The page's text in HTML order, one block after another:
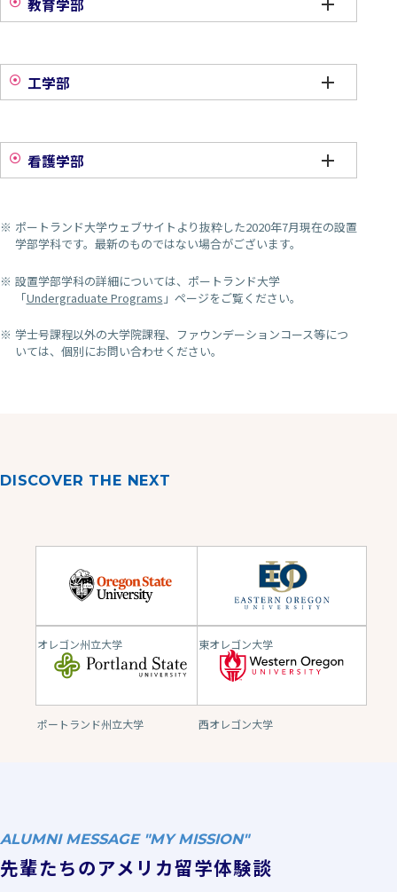
教育学部
工学部
看護学部
ポートランド大学ウェブサイトより抜粋した2020年7月現在の設置
学部学科です。最新のものではない場合がございます。
設置学部学科の詳細については、ポートランド大学
「Undergraduate Programs 」ページをご覧ください。
学士号課程以外の大学院課程、ファウンデーションコース等につ
いては、個別にお問い合わせください。
DISCOVER THE NEXT
オレゴン州立大学 東オレゴン大学
ポートランド州立大学 西オレゴン大学
ALUMNI MESSAGE "MY MISSION"
先輩たちのアメリカ留学体験談